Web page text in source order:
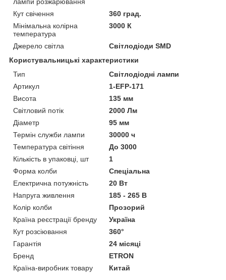
лампи розжарювання
Кут свічення
360 град.
Мінімальна колірна
температура
3000 К
Джерело світла
Світлодіоди SMD
Користувальницькі характеристики
Тип
Світлодіодні лампи
Артикул
1-EFP-171
Висота
135 мм
Світловий потік
2000 Лм
Діаметр
95 мм
Термін служби лампи
30000 ч
Температура світіння
До 3000
Кількість в упаковці, шт
1
Форма колби
Спеціальна
Електрична потужність
20 Вт
Напруга живлення
185 - 265 В
Колір колби
Прозорий
Країна реєстрації бренду
Україна
Кут розсіювання
360°
Гарантія
24 місяці
Бренд
ETRON
Країна-виробник товару
Китай